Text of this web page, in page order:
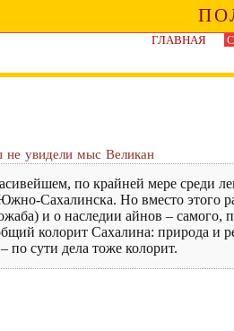
ГЛАВНАЯ
увидели мыс Великан
по крайней мере среди
Сахалинска. Но вместо этого
и о наследии айнов –
колорит Сахалина: природа
по сути дела тоже колорит.